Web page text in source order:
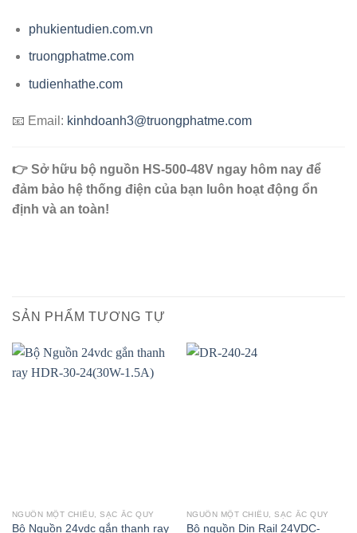
phukientudien.com.vn
truongphatme.com
tudienhathe.com
📧 Email: kinhdoanh3@truongphatme.com
👉 Sở hữu bộ nguồn HS-500-48V ngay hôm nay để
đảm bảo hệ thống điện của bạn luôn hoạt động ổn
định và an toàn!
SẢN PHẨM TƯƠNG TỰ
NGUỒN MỘT CHIỀU, SẠC ẮC QUY
Bộ Nguồn 24vdc gắn thanh ray
NGUỒN MỘT CHIỀU, SẠC ẮC QUY
Bộ nguồn Din Rail 24VDC-